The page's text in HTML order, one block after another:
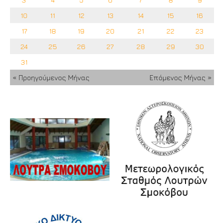
10
11 12 13 14 15
16
17
18 19 20 21 22
23
24
25 26 27 28 29
30
31
« Προηγούμενος Μήνας
Επόμενος Μήνας »